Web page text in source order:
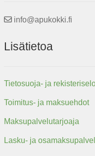
info@apukokki.fi
Lisätietoa
Tietosuoja- ja
Toimitus- ja maksuehdot
Maksupalvelutarjoaja
Lasku- ja